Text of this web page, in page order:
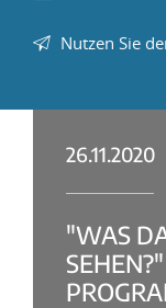
Nutzen Sie
26.11.2020
"WAS